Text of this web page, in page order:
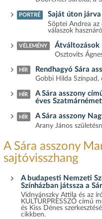
PORTRÉ Saját úton járva
Söptei Andrea az
válaszok
VÉLEMÉNY Átváltozások
Osztovits
HÍR Rendhagyó Sára
Gobbi Hilda Színpad,
HÍR
A Sára asszony
éves
HÍR A Sára asszony
Arany János
A Sára asszony
sajtóvisszhang
A budapesti Nemzeti
Színházban játssza a
Vidnyánszky Attila és az
KULTÚRPRESSZÓ című
és Kiss Dénes
cikkben.